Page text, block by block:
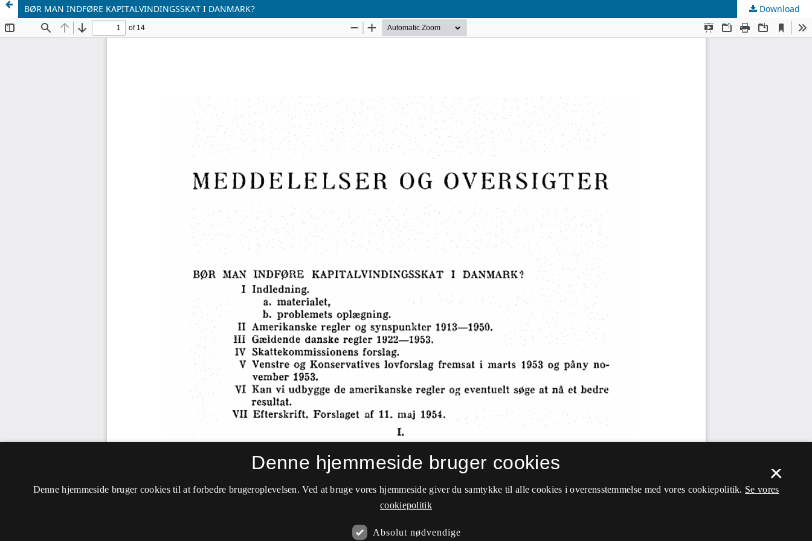
BØR MAN INDFØRE KAPITALVINDINGSSKAT I DANMARK? Download
×
Denne hjemmeside bruger cookies
Denne hjemmeside bruger cookies til at forbedre brugeroplevelsen. Ved at bruge vores hjemmeside giver du samtykke til alle cookies i overensstemmelse med vores cookiepolitik. Se vores
cookiepolitik
Absolut nødvendige